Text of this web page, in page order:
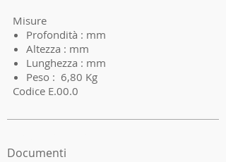
Misure
Profondità : mm
Altezza : mm
Lunghezza : mm
Peso : 6,80 Kg
Codice E.00.0
Documenti